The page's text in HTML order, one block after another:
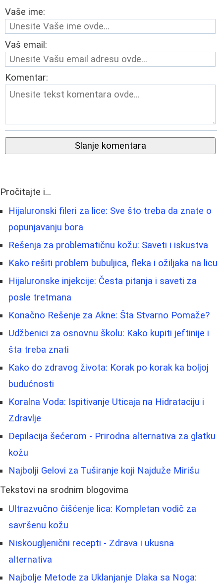
Vaše ime:
Vaš email:
Komentar:
Slanje komentara
Pročitajte i...
Hijaluronski fileri za lice: Sve što treba da znate o
popunjavanju bora
Rešenja za problematičnu kožu: Saveti i iskustva
Kako rešiti problem bubuljica, fleka i ožiljaka na licu
Hijaluronske injekcije: Česta pitanja i saveti za
posle tretmana
Konačno Rešenje za Akne: Šta Stvarno Pomaže?
Udžbenici za osnovnu školu: Kako kupiti jeftinije i
šta treba znati
Kako do zdravog života: Korak po korak ka boljoj
budućnosti
Koralna Voda: Ispitivanje Uticaja na Hidrataciju i
Zdravlje
Depilacija šećerom - Prirodna alternativa za glatku
kožu
Najbolji Gelovi za Tuširanje koji Najduže Mirišu
Tekstovi na srodnim blogovima
Ultrazvučno čišćenje lica: Kompletan vodič za
savršenu kožu
Niskougljenični recepti - Zdrava i ukusna
alternativa
Najbolje Metode za Uklanjanje Dlaka sa Noga: